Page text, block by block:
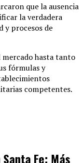
que la ausencia
la verdadera
y procesos de
hasta tanto
fórmulas y
competentes.
Fe: Más